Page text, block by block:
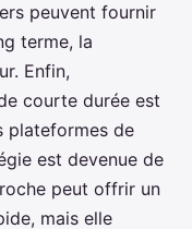
peuvent fournir
terme, la
Enfin,
courte durée est
plateformes de
est devenue de
peut offrir un
mais elle